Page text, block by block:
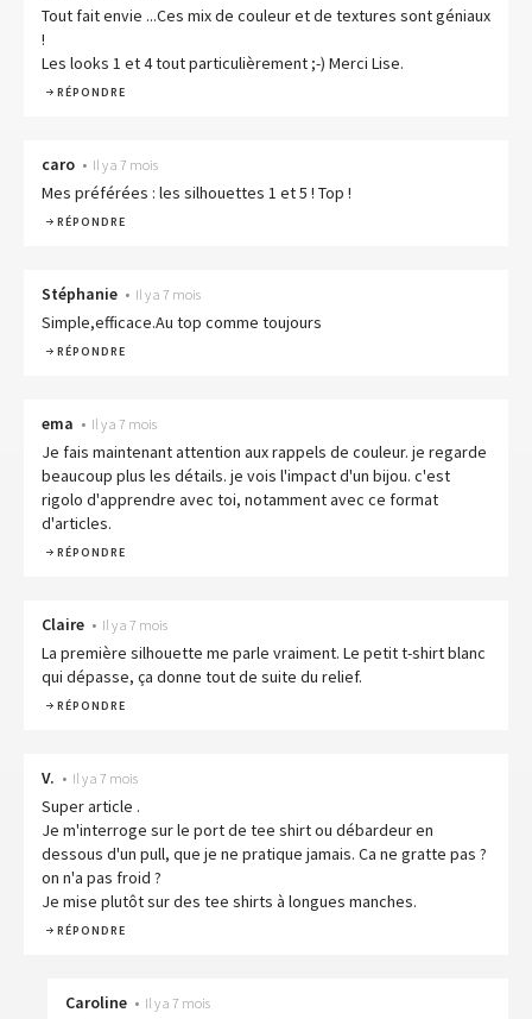
Tout fait envie ...Ces mix de couleur et de textures sont géniaux
!
Les looks 1 et 4 tout particulièrement ;-) Merci Lise.
RÉPONDRE
caro • Il y a 7 mois
Mes préférées : les silhouettes 1 et 5 ! Top !
RÉPONDRE
Stéphanie • Il y a 7 mois
Simple,efficace.Au top comme toujours
RÉPONDRE
ema • Il y a 7 mois
Je fais maintenant attention aux rappels de couleur. je regarde
beaucoup plus les détails. je vois l'impact d'un bijou. c'est
rigolo d'apprendre avec toi, notamment avec ce format
d'articles.
RÉPONDRE
Claire • Il y a 7 mois
La première silhouette me parle vraiment. Le petit t-shirt blanc
qui dépasse, ça donne tout de suite du relief.
RÉPONDRE
V. • Il y a 7 mois
Super article .
Je m'interroge sur le port de tee shirt ou débardeur en
dessous d'un pull, que je ne pratique jamais. Ca ne gratte pas ?
on n'a pas froid ?
Je mise plutôt sur des tee shirts à longues manches.
RÉPONDRE
Caroline • Il y a 7 mois